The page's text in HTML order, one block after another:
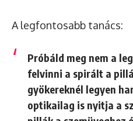
A legfontosabb tanács:
Próbáld meg nem a
felvinni a spirált a
gyökereknél legyen
optikailag is nyitja a